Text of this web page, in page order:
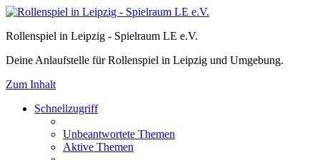
Rollenspiel in Leipzig - Spielraum LE e.V.
Deine Anlaufstelle für Rollenspiel in Leipzig und Umgebung.
Zum Inhalt
Schnellzugriff
Unbeantwortete Themen
Aktive Themen